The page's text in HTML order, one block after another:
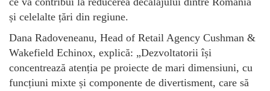
și celelalte țări din regiune.
Dana Radoveneanu, Head of Retail Agency Cushman &
Wakefield Echinox, explică: „Dezvoltatorii își
concentrează atenția pe proiecte de mari dimensiuni, cu
funcțiuni mixte și componente de divertisment, care să